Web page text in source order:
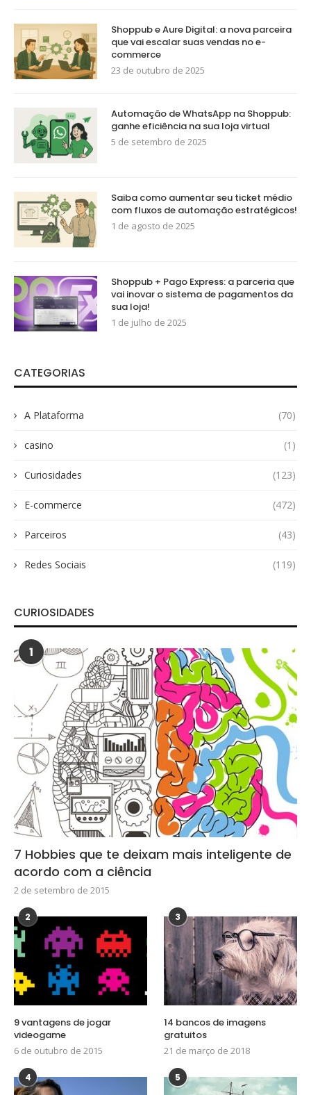
Shoppub e Aure Digital: a nova parceira
que vai escalar suas vendas no e-
commerce
23 de outubro de 2025
Automação de WhatsApp na Shoppub:
ganhe eficiência na sua loja virtual
5 de setembro de 2025
Saiba como aumentar seu ticket médio
com fluxos de automação estratégicos!
1 de agosto de 2025
Shoppub + Pago Express: a parceria que
vai inovar o sistema de pagamentos da
sua loja!
1 de julho de 2025
CATEGORIAS
A Plataforma (70)
casino (1)
Curiosidades (123)
E-commerce (472)
Parceiros (43)
Redes Sociais (119)
CURIOSIDADES
1
7 Hobbies que te deixam mais inteligente de
acordo com a ciência
2 de setembro de 2015
2
9 vantagens de jogar
videogame
6 de outubro de 2015
3
14 bancos de imagens
gratuitos
21 de março de 2018
4 5